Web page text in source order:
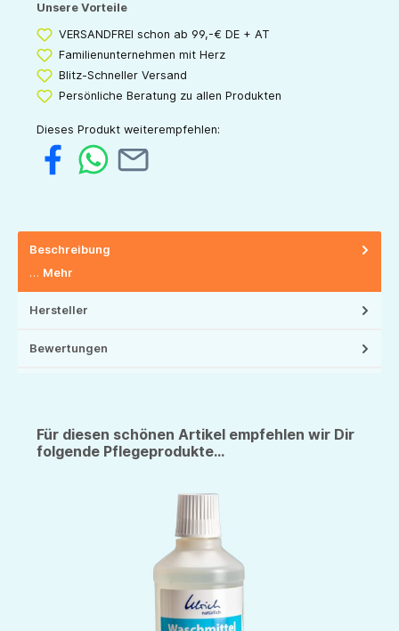
Unsere Vorteile
VERSANDFREI schon ab 99,-€ DE + AT
Familienunternehmen mit Herz
Blitz-Schneller Versand
Persönliche Beratung zu allen Produkten
Dieses Produkt weiterempfehlen:
Beschreibung
… Mehr
Hersteller
Bewertungen
Für diesen schönen Artikel empfehlen wir Dir
folgende Pflegeprodukte...